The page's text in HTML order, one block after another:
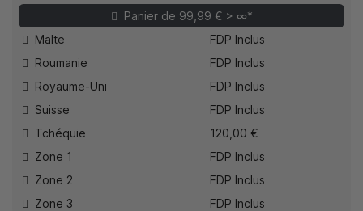
Panier de 99,99 € > ∞*
Malte
FDP Inclus
Roumanie
FDP Inclus
Royaume-Uni
FDP Inclus
Suisse
FDP Inclus
Tchéquie
120,00 €
Zone 1
FDP Inclus
Zone 2
FDP Inclus
Zone 3
FDP Inclus